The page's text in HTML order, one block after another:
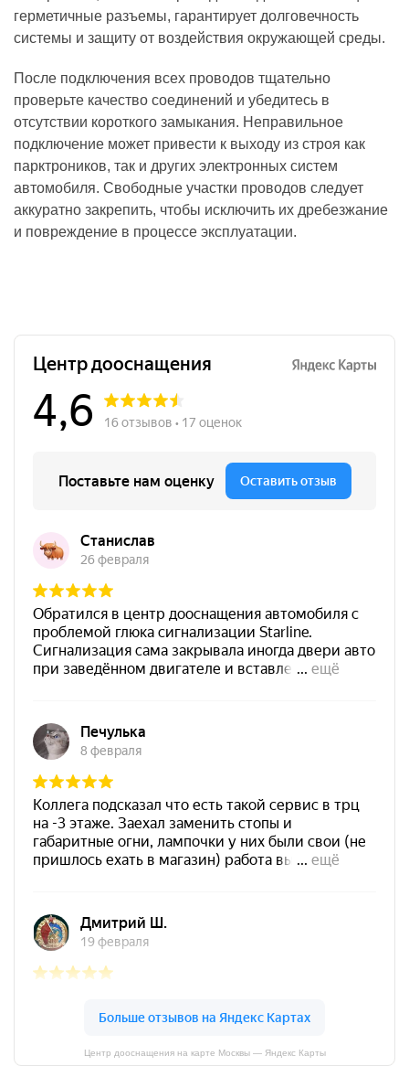
герметичные разъемы, гарантирует долговечность
системы и защиту от воздействия окружающей среды.
После подключения всех проводов тщательно
проверьте качество соединений и убедитесь в
отсутствии короткого замыкания. Неправильное
подключение может привести к выходу из строя как
парктроников, так и других электронных систем
автомобиля. Свободные участки проводов следует
аккуратно закрепить, чтобы исключить их дребезжание
и повреждение в процессе эксплуатации.
Центр дооснащения на карте Москвы — Яндекс Карты